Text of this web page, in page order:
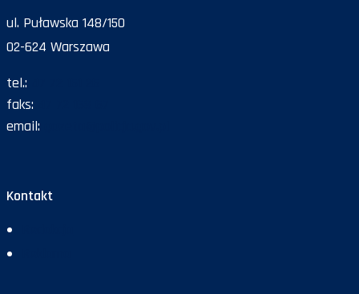
ul. Puławska 148/150
02-624 Warszawa
tel.:
faks:
email:
Kontakt